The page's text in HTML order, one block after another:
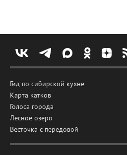
Гид по сибирской кухне
Карта катков
Голоса города
Лесное озеро
Весточка с передовой